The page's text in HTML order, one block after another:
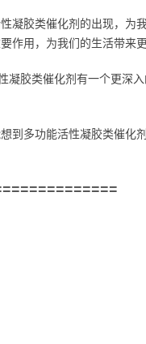
凝胶类催化剂的出现，为
作用，为我们的生活带来更
凝胶类催化剂有一个更深
到多功能活性凝胶类催化